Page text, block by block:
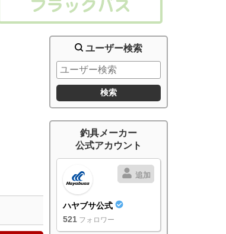
ユーザー検索
釣具メーカー
公式アカウント
追加
ハヤブサ公式
521 フォロワー